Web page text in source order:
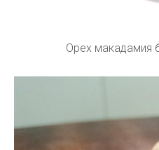
Орех макадамия